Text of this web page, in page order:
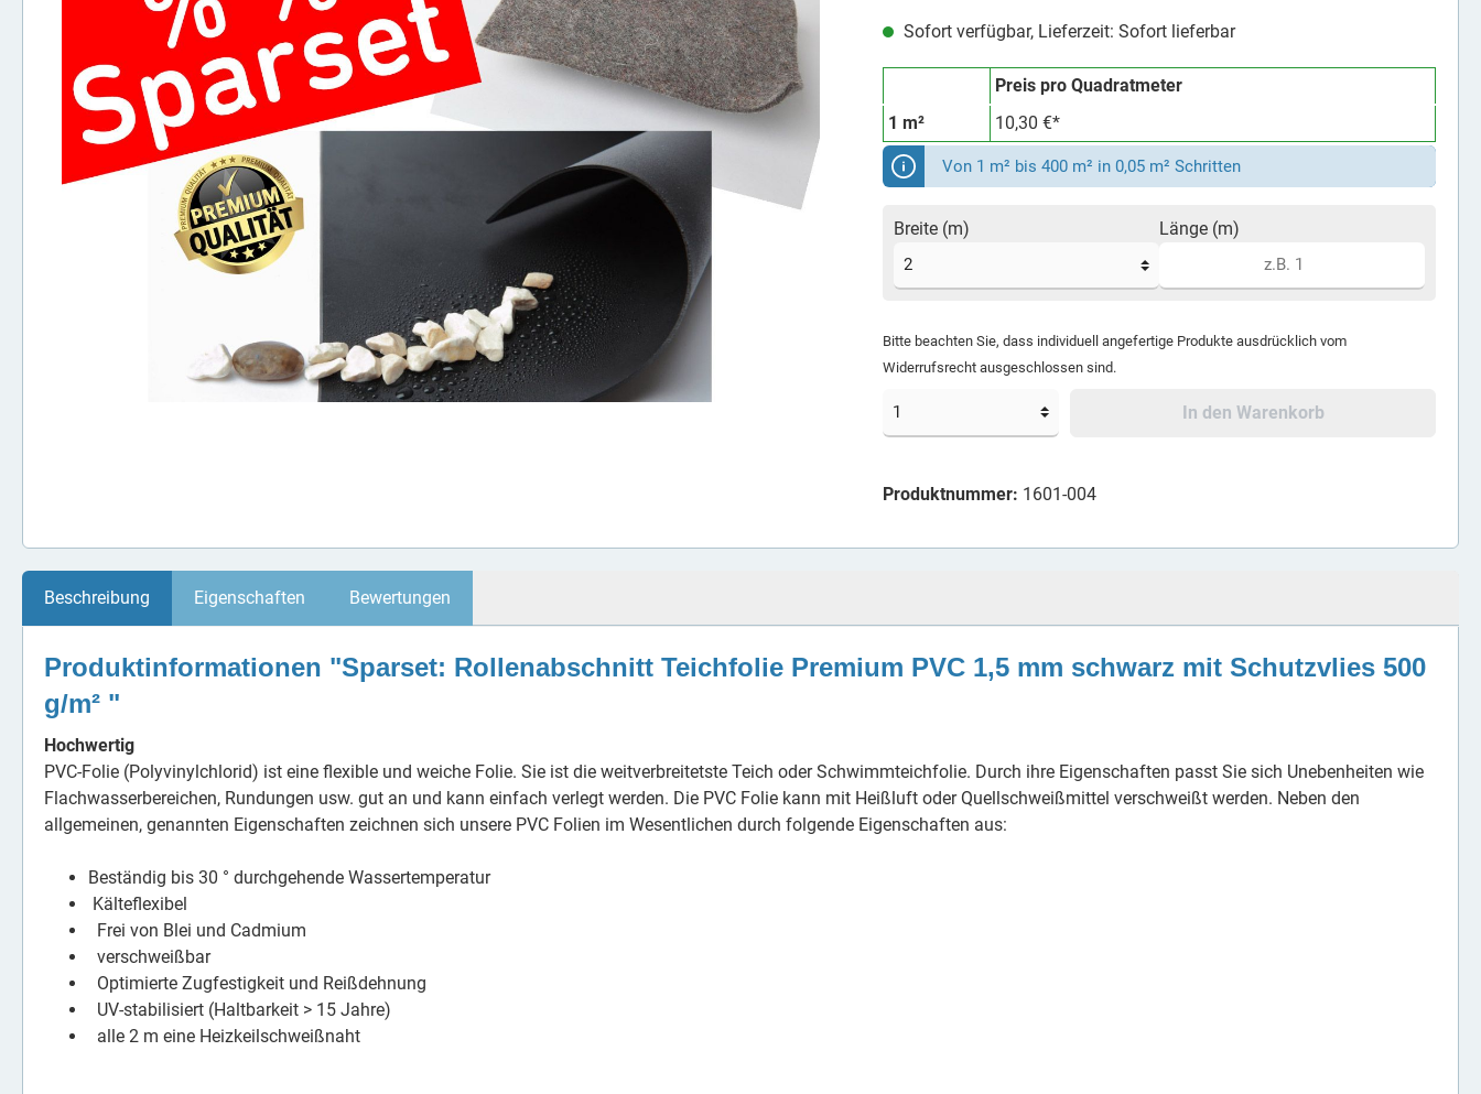
Sofort verfügbar, Lieferzeit: Sofort lieferbar
Preis pro Quadratmeter
1 m²
10,30 €*
Von 1 m² bis 400 m² in 0,05 m² Schritten
Breite (m) Länge (m)
Bitte beachten Sie, dass individuell angefertige Produkte ausdrücklich vom
Widerrufsrecht ausgeschlossen sind.
In den Warenkorb
Produktnummer: 1601-004
Beschreibung Eigenschaften Bewertungen
Produktinformationen "Sparset: Rollenabschnitt Teichfolie Premium PVC 1,5 mm schwarz mit Schutzvlies 500
g/m² "
Hochwertig
PVC-Folie (Polyvinylchlorid) ist eine flexible und weiche Folie. Sie ist die weitverbreitetste Teich oder Schwimmteichfolie. Durch ihre Eigenschaften passt Sie sich Unebenheiten wie
Flachwasserbereichen, Rundungen usw. gut an und kann einfach verlegt werden. Die PVC Folie kann mit Heißluft oder Quellschweißmittel verschweißt werden. Neben den
allgemeinen, genannten Eigenschaften zeichnen sich unsere PVC Folien im Wesentlichen durch folgende Eigenschaften aus:
Beständig bis 30 ° durchgehende Wassertemperatur
Kälteflexibel
Frei von Blei und Cadmium
verschweißbar
Optimierte Zugfestigkeit und Reißdehnung
UV-stabilisiert (Haltbarkeit > 15 Jahre)
alle 2 m eine Heizkeilschweißnaht